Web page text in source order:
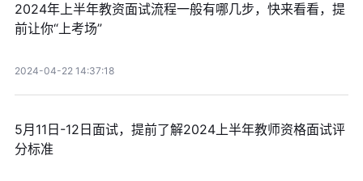
2024年上半年教资面试流程一般有哪几步，快来看看，提
前让你“上考场”
2024-04-22 14:37:18
5月11日-12日面试，提前了解2024上半年教师资格面试评
分标准